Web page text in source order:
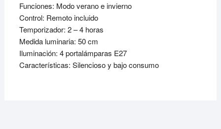
Funciones: Modo verano e invierno
Control: Remoto incluido
Temporizador: 2 – 4 horas
Medida luminaria: 50 cm
Iluminación: 4 portalámparas E27
Características: Silencioso y bajo consumo